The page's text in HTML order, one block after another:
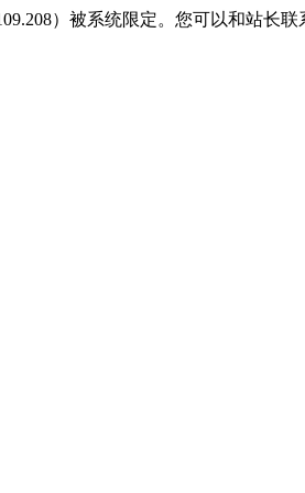
）被系统限定。您可以和站长联